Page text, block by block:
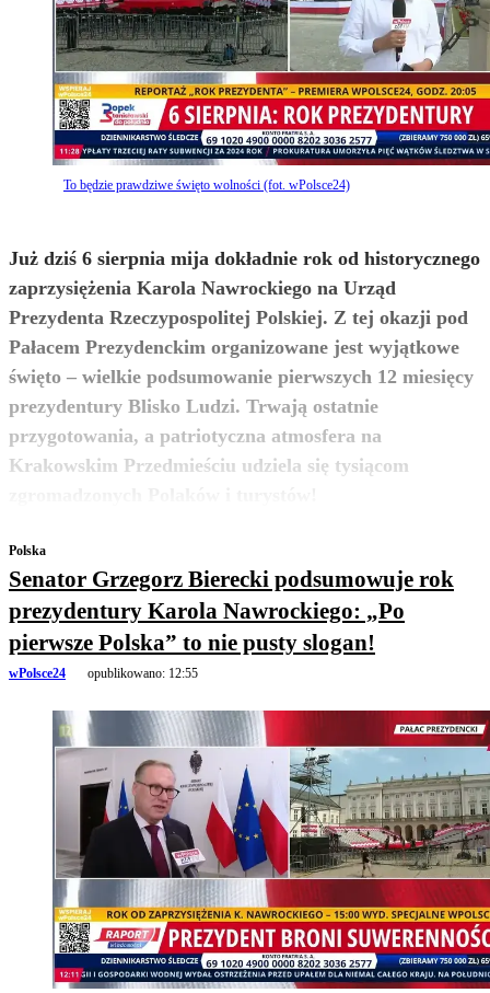
To będzie prawdziwe święto wolności (fot. wPolsce24)
Już dziś 6 sierpnia mija dokładnie rok od historycznego
zaprzysiężenia Karola Nawrockiego na Urząd
Prezydenta Rzeczypospolitej Polskiej. Z tej okazji pod
Pałacem Prezydenckim organizowane jest wyjątkowe
święto – wielkie podsumowanie pierwszych 12 miesięcy
prezydentury Blisko Ludzi. Trwają ostatnie
przygotowania, a patriotyczna atmosfera na
Krakowskim Przedmieściu udziela się tysiącom
zobacz więcej
Polska
Senator Grzegorz Bierecki podsumowuje rok
prezydentury Karola Nawrockiego: „Po
pierwsze Polska” to nie pusty slogan!
wPolsce24 opublikowano: 12:55